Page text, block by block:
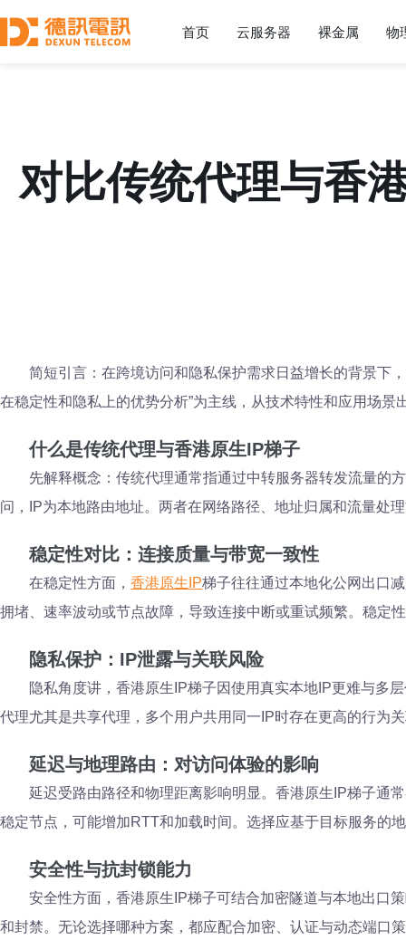
首页 云服务器 裸金属 物
对比传统代理与香
简短引言：在跨境访问和隐私保护需求日益增长的背景下
在稳定性和隐私上的优势分析”为主线，从技术特性和应用场
什么是传统代理与香港原生IP梯子
先解释概念：传统代理通常指通过中转服务器转发流量的
问，IP为本地路由地址。两者在网络路径、地址归属和流量处
稳定性对比：连接质量与带宽一致性
在稳定性方面， 香港原生IP梯子往往通过本地化公网出口
拥堵、速率波动或节点故障，导致连接中断或重试频繁。稳定
隐私保护：IP泄露与关联风险
隐私角度讲，香港原生IP梯子因使用真实本地IP更难与多
代理尤其是共享代理，多个用户共用同一IP时存在更高的行为
延迟与地理路由：对访问体验的影响
延迟受路由路径和物理距离影响明显。香港原生IP梯子通
稳定节点，可能增加RTT和加载时间。选择应基于目标服务的
安全性与抗封锁能力
安全性方面，香港原生IP梯子可结合加密隧道与本地出口
和封禁。无论选择哪种方案，都应配合加密、认证与动态端口